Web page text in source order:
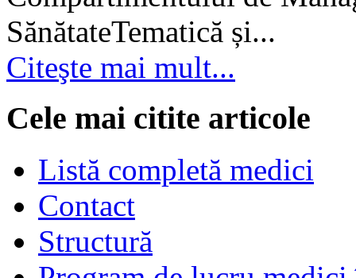
SănătateTematică și...
Citeşte mai mult...
Cele mai citite articole
Listă completă medici
Contact
Structură